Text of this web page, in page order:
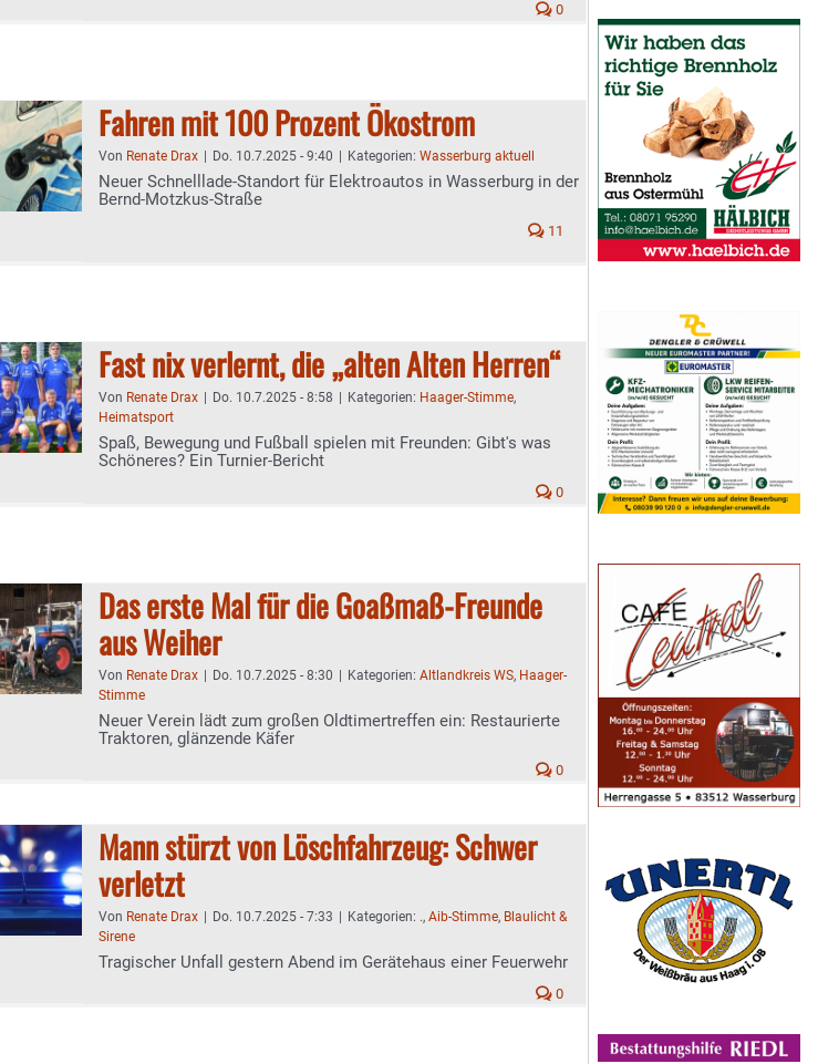
0
Fahren mit 100 Prozent Ökostrom
Von Renate Drax Do. 10.7.2025 - 9:40 Kategorien: Wasserburg aktuell
Neuer Schnelllade-Standort für Elektroautos in Wasserburg in der
Bernd-Motzkus-Straße
11
Fast nix verlernt, die „alten Alten Herren“
Von Renate Drax Do. 10.7.2025 - 8:58 Kategorien: Haager-Stimme,
Heimatsport
Spaß, Bewegung und Fußball spielen mit Freunden: Gibt's was
Schöneres? Ein Turnier-Bericht
0
Das erste Mal für die Goaßmaß-Freunde
aus Weiher
Von Renate Drax Do. 10.7.2025 - 8:30 Kategorien: Altlandkreis WS, Haager-
Stimme
Neuer Verein lädt zum großen Oldtimertreffen ein: Restaurierte
Traktoren, glänzende Käfer
0
Mann stürzt von Löschfahrzeug: Schwer
verletzt
Von Renate Drax Do. 10.7.2025 - 7:33 Kategorien: ., Aib-Stimme, Blaulicht &
Sirene
Tragischer Unfall gestern Abend im Gerätehaus einer Feuerwehr
0